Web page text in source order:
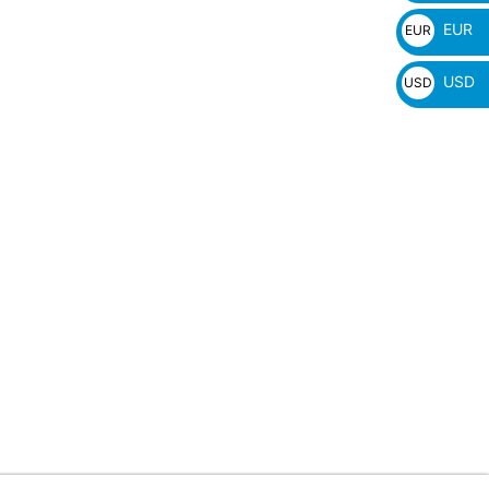
₴
EUR
€
EUR
USD
$
USD